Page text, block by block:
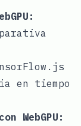
en tiempo
WebGPU: